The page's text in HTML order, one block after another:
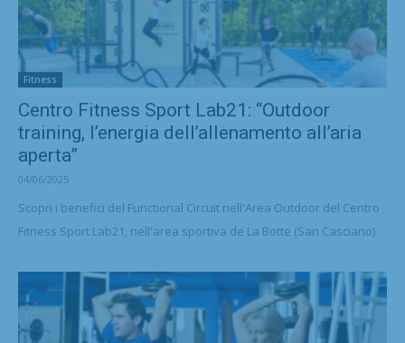
Fitness
Centro Fitness Sport Lab21: “Outdoor
training, l’energia dell’allenamento all’aria
aperta”
04/06/2025
Scopri i benefici del Functional Circuit nell'Area Outdoor del Centro
Fitness Sport Lab21, nell'area sportiva de La Botte (San Casciano)